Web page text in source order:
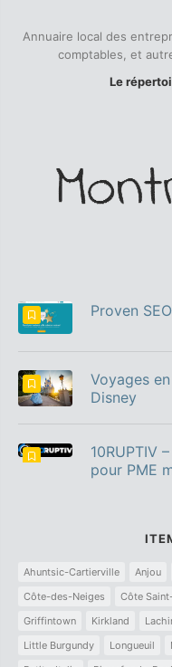
Annuaire local des
comptables, et
Le
Proven
Voyages
Disney
10RUPTIV
pour PME
Ahuntsic-Cartierville Anjou
Côte-des-Neiges
Côte
Griffintown
Kirkland
Little Burgundy
Longueuil